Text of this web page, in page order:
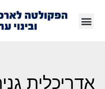
אדריכלית